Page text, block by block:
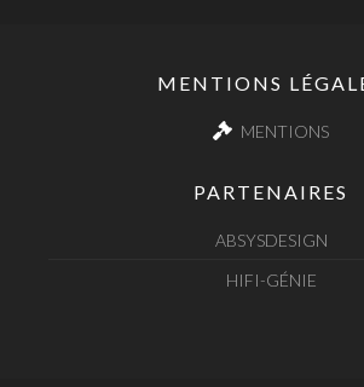
MENTIONS
MENTIONS
PARTENAIRES
ABSYSDESIGN
HIFI-GÉNIE